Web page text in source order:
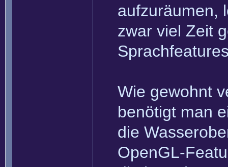
aufzuräumen,
zwar viel Zeit
Wie gewohnt
benötigt man
die
OpenGL-